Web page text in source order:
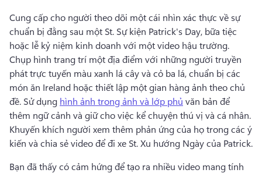
Cung cấp cho người theo dõi một cái nhìn xác thực về sự
chuẩn bị đằng sau một St. Sự kiện Patrick's Day, bữa tiệc
Chụp hình trang trí một địa điểm với những người truyền
phát trực tuyến màu xanh lá cây và cỏ ba lá, chuẩn bị các
món ăn Ireland hoặc thiết lập một gian hàng ảnh theo chủ
đề. Sử dụng hình ảnh trong ảnh và lớp phủ văn bản để
Khuyến khích người xem thêm phản ứng của họ trong các ý
kiến và chia sẻ video để đi xe St.
Bạn đã thấy có cảm hứng để tạo ra nhiều video mang tính